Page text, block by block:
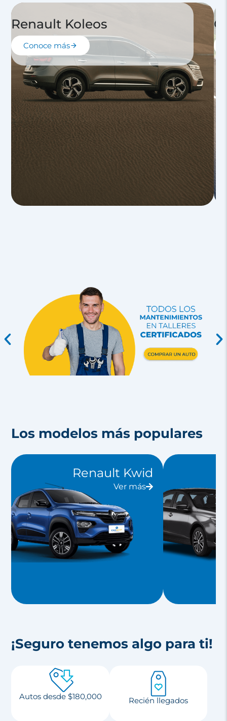
Renault Koleos
Conoce más
Los modelos más populares
Renault Kwid
Ver más
¡Seguro tenemos algo para ti!
Autos desde $180,000 Recién llegados